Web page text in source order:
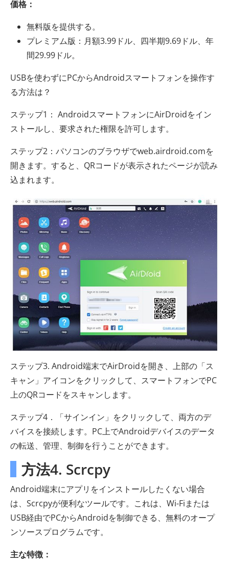
価格：
無料版を提供する。
プレミアム版：月額3.99ドル、四半期9.69ドル、年
間29.99ドル。
USBを使わずにPCからAndroidスマートフォンを操作す
る方法は？
ステップ1： AndroidスマートフォンにAirDroidをイン
ストールし、要求された権限を許可します。
ステップ2：パソコンのブラウザでweb.airdroid.comを
開きます。すると、QRコードが表示されたページが読み
込まれます。
ステップ3. Android端末でAirDroidを開き、上部の「ス
キャン」アイコンをクリックして、スマートフォンでPC
上のQRコードをスキャンします。
ステップ4．「サインイン」をクリックして、両方のデ
バイスを接続します。PC上でAndroidデバイスのデータ
の転送、管理、制御を行うことができます。
方法4. Scrcpy
Android端末にアプリをインストールしたくない場合
は、Scrcpyが便利なツールです。これは、Wi-Fiまたは
USB経由でPCからAndroidを制御できる、無料のオープ
ンソースプログラムです。
主な特徴：